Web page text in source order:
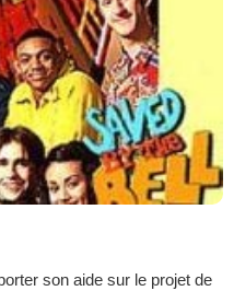
son aide sur le projet de